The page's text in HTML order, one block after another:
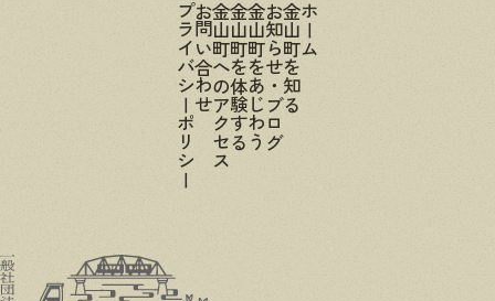
ホーム
金山町を知る
お知らせ・ブログ
金山町をあじわう
金山町を体験する
金山町へのアクセス
お問い合わせ
プライバシーポリシー